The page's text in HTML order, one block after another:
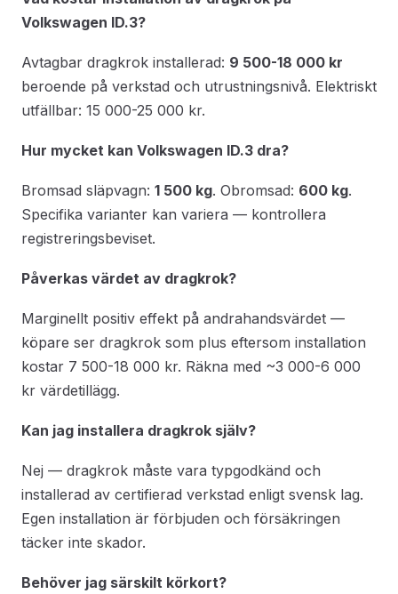
Volkswagen ID.3?
Avtagbar dragkrok installerad: 9 500-18 000 kr
beroende på verkstad och utrustningsnivå. Elektriskt
utfällbar: 15 000-25 000 kr.
Hur mycket kan Volkswagen ID.3 dra?
Bromsad släpvagn: 1 500 kg. Obromsad: 600 kg.
Specifika varianter kan variera — kontrollera
registreringsbeviset.
Påverkas värdet av dragkrok?
Marginellt positiv effekt på andrahandsvärdet —
köpare ser dragkrok som plus eftersom installation
kostar 7 500-18 000 kr. Räkna med ~3 000-6 000
kr värdetillägg.
Kan jag installera dragkrok själv?
Nej — dragkrok måste vara typgodkänd och
installerad av certifierad verkstad enligt svensk lag.
Egen installation är förbjuden och försäkringen
täcker inte skador.
Behöver jag särskilt körkort?